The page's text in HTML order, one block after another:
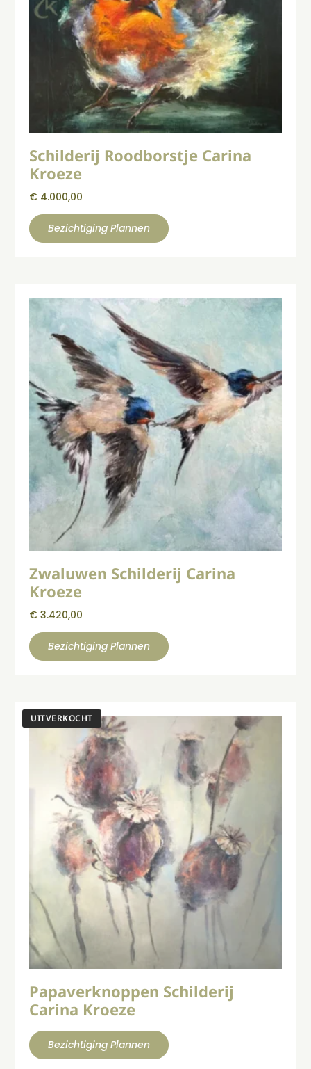
Schilderij Roodborstje Carina
Kroeze
€ 4.000,00
Bezichtiging Plannen
Zwaluwen Schilderij Carina
Kroeze
€ 3.420,00
Bezichtiging Plannen
Papaverknoppen Schilderij
Carina Kroeze
Bezichtiging Plannen